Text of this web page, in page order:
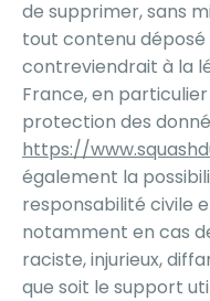
de supprimer, sans
tout contenu
contreviendrait à la
France, en
protection des
https://
également la
responsabilité civile
notamment en cas
raciste, injurieux,
que soit le support